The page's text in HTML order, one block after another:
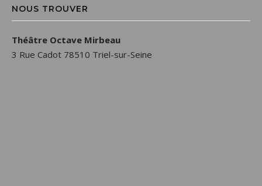
NOUS TROUVER
Théâtre Octave Mirbeau
3 Rue Cadot 78510 Triel-sur-Seine